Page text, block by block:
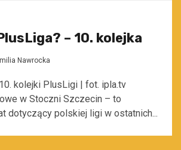
– 10. kolejka
Nawrocka
kolejki PlusLigi | fot. ipla.tv
w Stoczni Szczecin – to
dotyczący polskiej ligi w ostatnich...